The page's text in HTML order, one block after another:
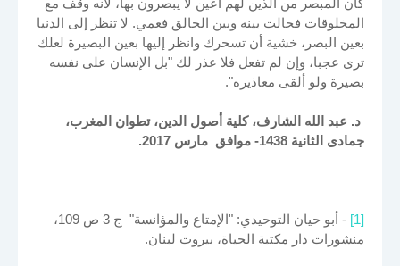
كان المبصر من الذين لهم أعين لا يبصرون بها، لأنه وقف مع
المخلوقات فحالت بينه وبين الخالق فعمي. لا تنظر إلى الدنيا
بعين البصر، خشية أن تسحرك وانظر إليها بعين البصيرة لعلك
ترى عجبا، وإن لم تفعل فلا عذر لك "بل الإنسان على نفسه
بصيرة ولو ألقى معاذيره".
د. عبد الله الشارف، كلية أصول الدين، تطوان المغرب،
جمادى الثانية 1438- موافق مارس 2017.
[1]
- أبو حيان التوحيدي: "الإمتاع والمؤانسة" ج 3 ص 109،
منشورات دار مكتبة الحياة، بيروت لبنان.